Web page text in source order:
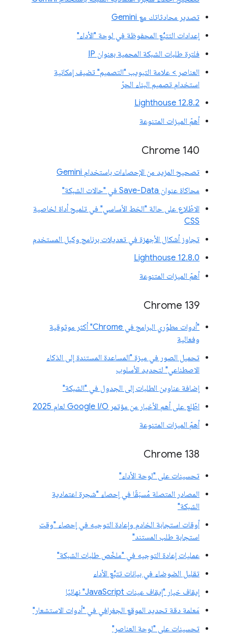
تصدير محادثاتك مع Gemini
إعدادات التتبُّع المحفوظة في لوحة "الأداء"
فلترة طلبات الشبكة المحمية بعنوان IP
العناصر > علامة التبويب "التصميم" تضيف إمكانية
استخدام تصميم البناء الحرّ
‫Lighthouse 12.8.2
أهمّ الميزات المتنوعة
Chrome 140
تصحيح المزيد من الإحصاءات باستخدام Gemini
محاكاة عنوان Save-Data في "حالات الشبكة"
الاطّلاع على حالة "الخط الأساسي" في تلميح أداة لخاصية
CSS
تجاوز أشكال الأجهزة في تعديلات برنامج وكيل المستخدم
‫Lighthouse 12.8.0
أهمّ الميزات المتنوعة
‫Chrome 139
"أدوات مطوّري البرامج في Chrome" أكثر موثوقية
وفعالية
تحميل الصور في ميزة "المساعدة المستندة إلى الذكاء
الاصطناعي" لتحديد الأسلوب
إضافة عناوين الطلبات إلى الجدول في "الشبكة"
اطّلِع على أهم الأخبار من مؤتمر Google I/O لعام 2025
أهمّ الميزات المتنوعة
‫Chrome 138
تحسينات على "لوحة الأداء"
المصادر المتصلة مُسبَقًا في إحصاء "شجرة اعتمادية
الشبكة"
أوقات استجابة الخادم وإعادة التوجيه في إحصاء "وقت
استجابة طلب المستند"
عمليات إعادة التوجيه في "ملخّص طلبات الشبكة"
تقليل الضوضاء في بيانات تتبُّع الأداء
إيقاف خيار "إيقاف عينات JavaScript" نهائيًا
مَعلمة دقة تحديد الموقع الجغرافي في "أدوات الاستشعار"
تحسينات على "لوحة العناصر"